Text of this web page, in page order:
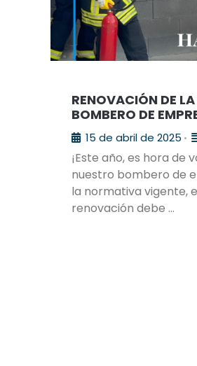
RENOVACIÓN DE
BOMBERO DE
15 de abril de 2025 •
¡Este año, es hora de
nuestro bombero de
la normativa vigente,
renovación debe …